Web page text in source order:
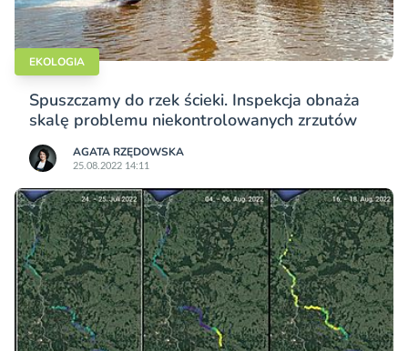
EKOLOGIA
Spuszczamy do rzek ścieki. Inspekcja obnaża
skalę problemu niekontrolowanych zrzutów
AGATA RZĘDOWSKA
25.08.2022 14:11